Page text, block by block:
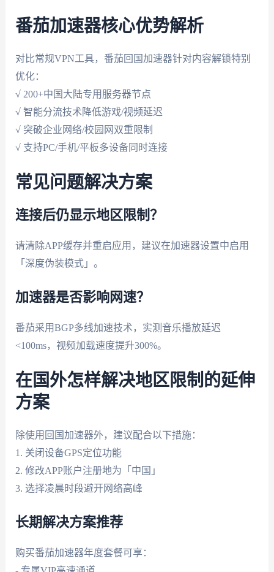
番茄加速器核心优势解析
对比常规VPN工具，番茄回国加速器针对内容解锁特别
优化：
√ 200+中国大陆专用服务器节点
√ 智能分流技术降低游戏/视频延迟
√ 突破企业网络/校园网双重限制
√ 支持PC/手机/平板多设备同时连接
常见问题解决方案
连接后仍显示地区限制？
请清除APP缓存并重启应用，建议在加速器设置中启用
「深度伪装模式」。
加速器是否影响网速？
番茄采用BGP多线加速技术，实测音乐播放延迟
<100ms，视频加载速度提升300%。
在国外怎样解决地区限制的延伸
方案
除使用回国加速器外，建议配合以下措施：
1. 关闭设备GPS定位功能
2. 修改APP账户注册地为「中国」
3. 选择凌晨时段避开网络高峰
长期解决方案推荐
购买番茄加速器年度套餐可享：